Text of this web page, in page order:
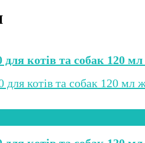
котів та собак 120